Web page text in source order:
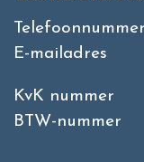
Telefoonnummer
E-mailadres
KvK nummer
BTW-nummer